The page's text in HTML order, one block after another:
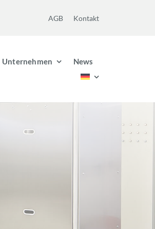
AGB Kontakt
Unternehmen News